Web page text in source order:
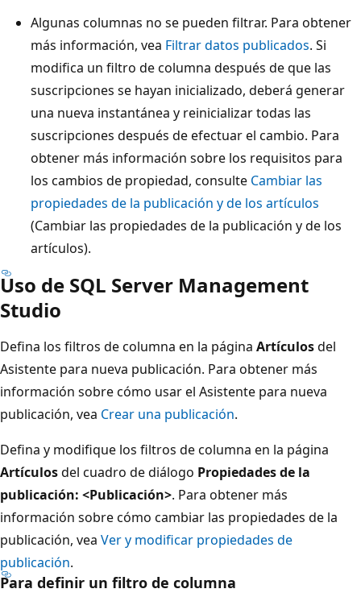
Algunas columnas no se pueden filtrar. Para obtener
más información, vea Filtrar datos publicados. Si
modifica un filtro de columna después de que las
suscripciones se hayan inicializado, deberá generar
una nueva instantánea y reinicializar todas las
suscripciones después de efectuar el cambio. Para
obtener más información sobre los requisitos para
los cambios de propiedad, consulte Cambiar las
propiedades de la publicación y de los artículos
(Cambiar las propiedades de la publicación y de los
artículos).
Uso de SQL Server Management
Studio
Defina los filtros de columna en la página Artículosdel
Asistente para nueva publicación. Para obtener más
información sobre cómo usar el Asistente para nueva
publicación, vea Crear una publicación.
Defina y modifique los filtros de columna en la página
Artículosdel cuadro de diálogo Propiedades de la
publicación: <Publicación>. Para obtener más
información sobre cómo cambiar las propiedades de la
publicación, vea Ver y modificar propiedades de
publicación.
Para definir un filtro de columna